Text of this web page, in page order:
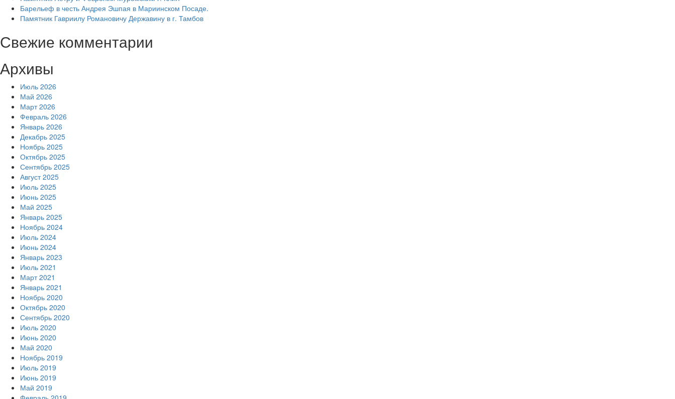
Барельеф в честь Андрея Эшпая в Мариинском Посаде.
Памятник Гавриилу Романовичу Державину в г. Тамбов
Свежие комментарии
Архивы
Июль 2026
Май 2026
Март 2026
Февраль 2026
Январь 2026
Декабрь 2025
Ноябрь 2025
Октябрь 2025
Сентябрь 2025
Август 2025
Июль 2025
Июнь 2025
Май 2025
Январь 2025
Ноябрь 2024
Июль 2024
Июнь 2024
Январь 2023
Июль 2021
Март 2021
Январь 2021
Ноябрь 2020
Октябрь 2020
Сентябрь 2020
Июль 2020
Июнь 2020
Май 2020
Ноябрь 2019
Июль 2019
Июнь 2019
Май 2019